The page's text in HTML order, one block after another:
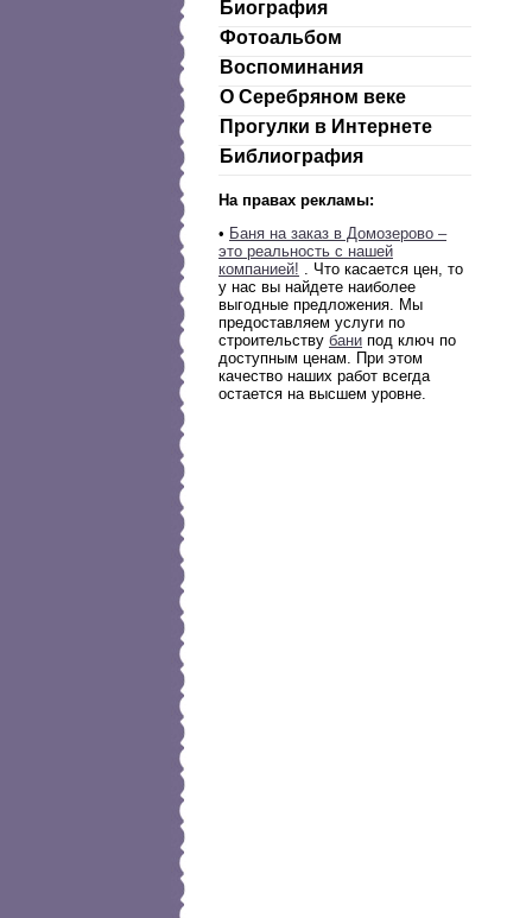
Биография
Фотоальбом
Воспоминания
О Серебряном веке
Прогулки в Интернете
Библиография
На правах рекламы:
• Баня на заказ в Домозерово –
это реальность с нашей
компанией! . Что касается цен, то
у нас вы найдете наиболее
выгодные предложения. Мы
предоставляем услуги по
строительству бани под ключ по
доступным ценам. При этом
качество наших работ всегда
остается на высшем уровне.